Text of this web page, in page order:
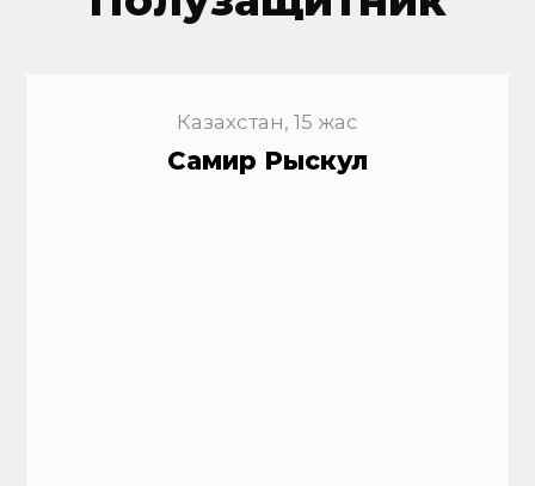
Казахстан, 15 жас
Самир Рыскул